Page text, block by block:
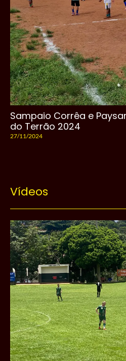
Sampaio Corrêa e
do Terrão 2024
27/11/2024
Vídeos